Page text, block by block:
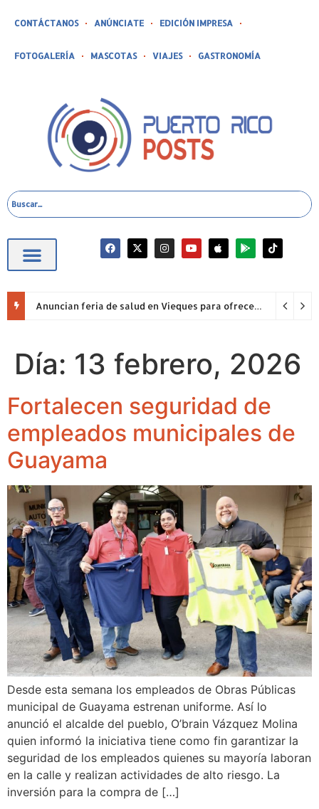
CONTÁCTANOS ANÚNCIATE EDICIÓN IMPRESA
FOTOGALERÍA MASCOTAS VIAJES GASTRONOMÍA
Anuncian feria de salud en Vieques para ofrecer atención médica especializada en la isla municipio
Día: 13 febrero, 2026
Fortalecen seguridad de
empleados municipales de
Guayama
Desde esta semana los empleados de Obras Públicas
municipal de Guayama estrenan uniforme. Así lo
anunció el alcalde del pueblo, O’brain Vázquez Molina
quien informó la iniciativa tiene como fin garantizar la
seguridad de los empleados quienes su mayoría laboran
en la calle y realizan actividades de alto riesgo. La
inversión para la compra de […]